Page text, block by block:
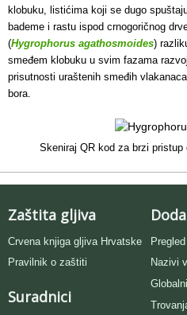
klobuku, listićima koji se dugo
bademe i rastu ispod crnogoričnog
(Hygrophorus agathosmoides)
smeđem klobuku u svim fazama
prisutnosti uraštenih smeđih
bora.
Skeniraj QR kod za brzi
Zaštita gljiva
Crvena knjiga gljiva Hrvatske
Pravilnik o zaštiti
Suradnici
Nazivi